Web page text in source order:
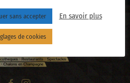
sans accepter En savoir plus
de cookies